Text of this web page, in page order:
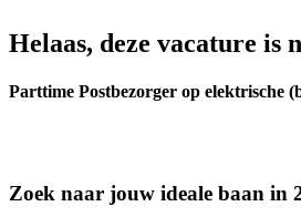
Helaas, deze vacature is
Parttime Postbezorger op elektrische
Zoek naar jouw ideale baan in